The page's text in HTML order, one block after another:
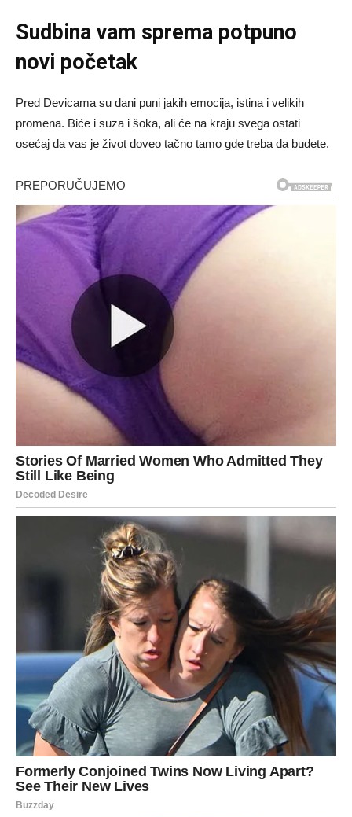
Sudbina vam sprema potpuno
novi početak
Pred Devicama su dani puni jakih emocija, istina i velikih
promena. Biće i suza i šoka, ali će na kraju svega ostati
osećaj da vas je život doveo tačno tamo gde treba da budete.